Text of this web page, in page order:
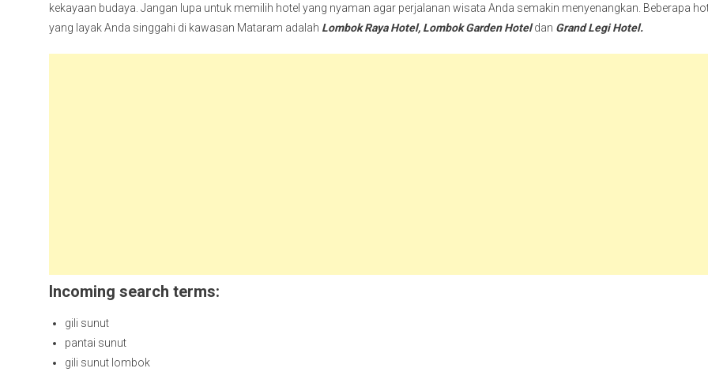
kekayaan budaya. Jangan lupa untuk memilih hotel yang nyaman agar perjalanan wisata Anda semakin menyenangkan. Beberapa
yang layak Anda singgahi di kawasan Mataram adalah Lombok Raya Hotel, Lombok Garden Hoteldan Grand Legi Hotel.
Incoming search terms:
gili sunut
pantai sunut
gili sunut lombok